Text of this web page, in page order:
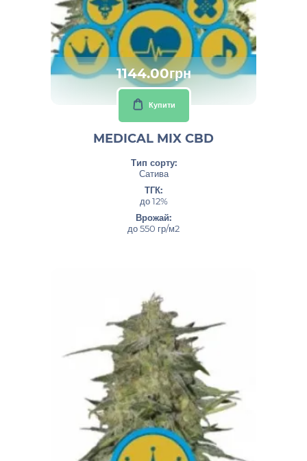
1144.00грн
Купити
MEDICAL MIX CBD
Тип сорту:
Сатива
ТГК:
до 12%
Врожай:
до 550 гр/м2